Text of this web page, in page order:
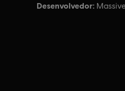
Desenvolvedor: